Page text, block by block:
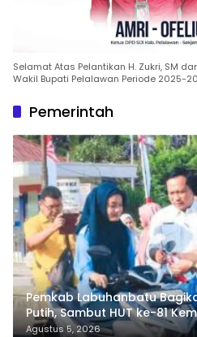
Selamat Atas Pelantikan H. Zukri, SM
Wakil Bupati Pelalawan Periode 2025-
Pemerintah
Pemkab Labuhanbatu
Putih, Sambut HUT ke-81
Agustus 5, 2026